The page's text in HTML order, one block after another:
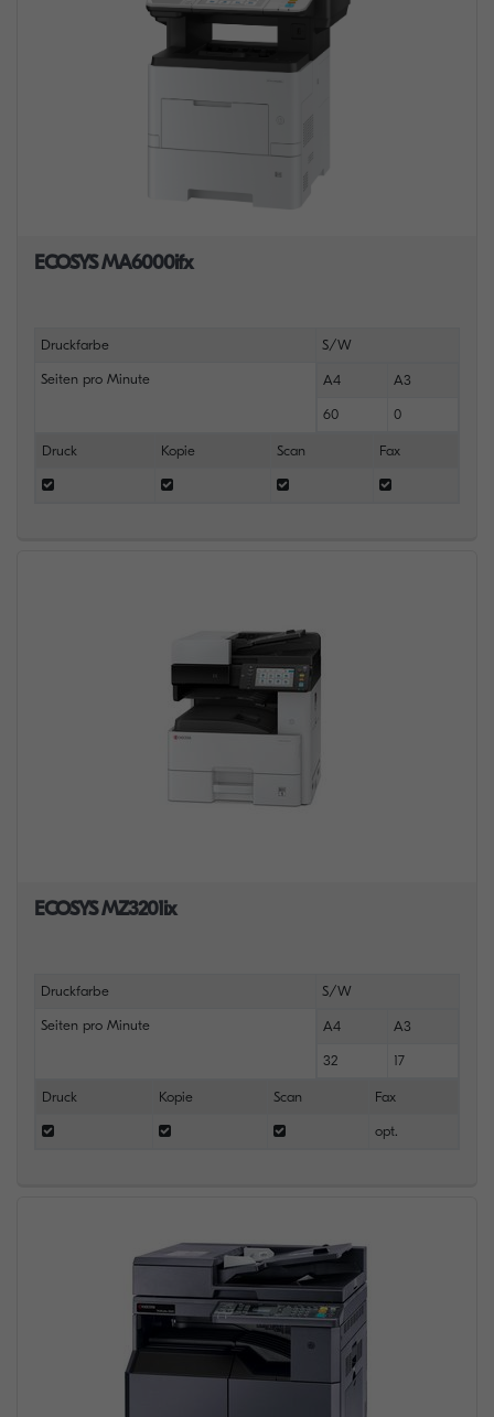
ECOSYS MA6000ifx
Druckfarbe S/W
Seiten pro Minute A4 A3
60 0
Druck Kopie Scan Fax
ECOSYS MZ3201ix
Druckfarbe S/W
Seiten pro Minute A4 A3
32 17
Druck Kopie Scan Fax
opt.